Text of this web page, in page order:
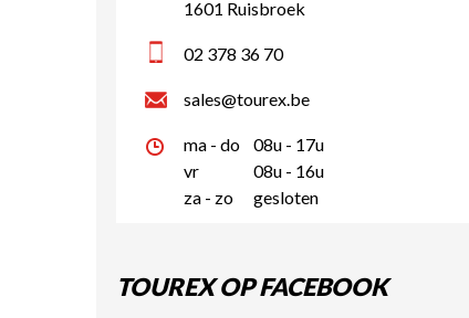
1601 Ruisbroek
02 378 36 70
sales@tourex.be
ma - do
08u - 17u
vr
08u - 16u
za - zo
gesloten
TOUREX OP FACEBOOK